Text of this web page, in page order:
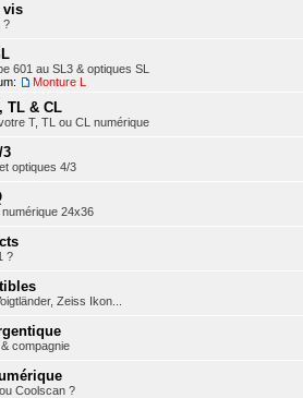
vis
?
601 au SL3 & optiques SL
Monture L
TL & CL
T, TL ou CL numérique
3
optiques 4/3
24x36
?
Zeiss Ikon...
compagnie
Coolscan ?